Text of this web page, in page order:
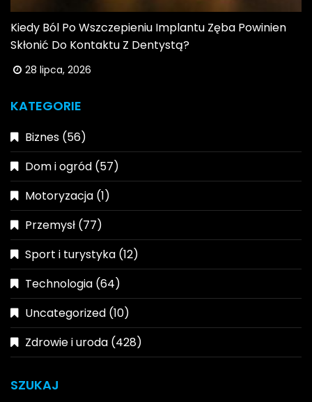
Kiedy Ból Po Wszczepieniu Implantu Zęba Powinien
Skłonić Do Kontaktu Z Dentystą?
28 lipca, 2026
KATEGORIE
Biznes (56)
Dom i ogród (57)
Motoryzacja (1)
Przemysł (77)
Sport i turystyka (12)
Technologia (64)
Uncategorized (10)
Zdrowie i uroda (428)
SZUKAJ